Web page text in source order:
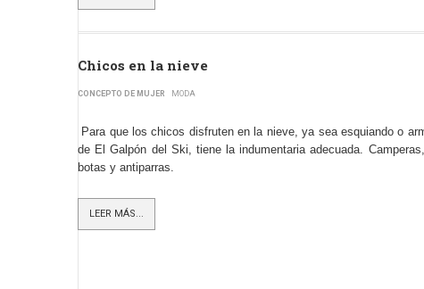
Chicos en la nieve
CONCEPTO DE MUJER MODA
Para que los chicos disfruten en la nieve, ya sea esquiando o
de El Galpón del Ski, tiene la indumentaria adecuada.
botas y antiparras.
LEER MÁS...